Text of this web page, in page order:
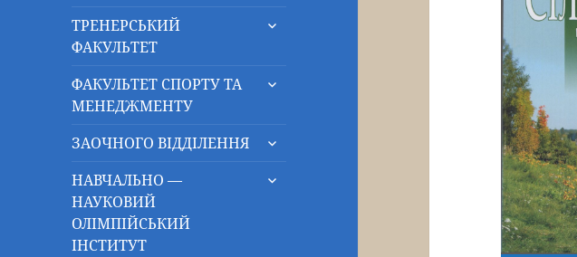
ТРЕНЕРСЬКИЙ
ФАКУЛЬТЕТ
розгорнути
ФАКУЛЬТЕТ СПОРТУ ТА
МЕНЕДЖМЕНТУ
розгорнути
ЗАОЧНОГО ВІДДІЛЕННЯ
розгорнути
НАВЧАЛЬНО —
НАУКОВИЙ
ОЛІМПІЙСЬКИЙ
ІНСТИТУТ
розгорнути